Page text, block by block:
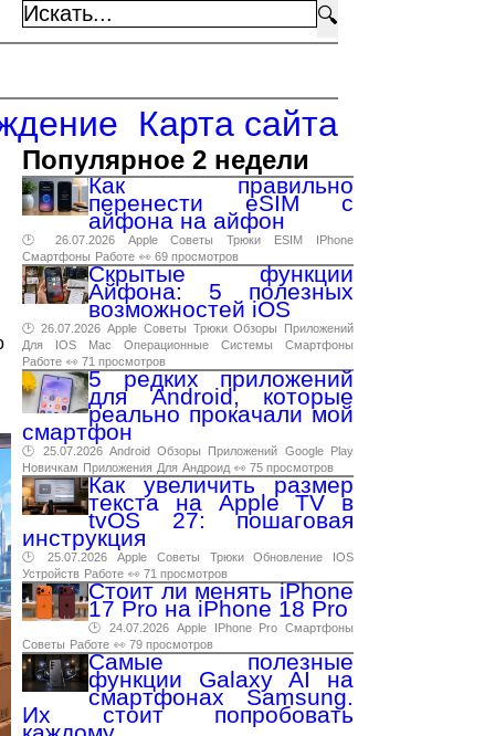
🔍
Карта сайта
Популярное 2 недели
Как правильно
перенести eSIM с
айфона на айфон
🕑 26.07.2026 Apple Советы Трюки ESIM
IPhone
Смартфоны Работе 👀 69 просмотров
Скрытые функции
Айфона: 5 полезных
возможностей iOS
🕑 26.07.2026 Apple Советы Трюки Обзоры
Приложений
Для
IOS Mac Операционные Системы
Смартфоны
Работе 👀 71 просмотров
5 редких приложений
для Android, которые
реально прокачали мой
смартфон
🕑 25.07.2026 Android Обзоры Приложений Google
Play
Новичкам Приложения Для Андроид 👀 75 просмотров
Как увеличить размер
текста на Apple TV в
tvOS 27: пошаговая
инструкция
🕑 25.07.2026 Apple Советы Трюки Обновление
IOS
Устройств Работе 👀 71 просмотров
Стоит ли менять iPhone
17 Pro на iPhone 18 Pro
🕑 24.07.2026 Apple IPhone Pro Смартфоны
Советы Работе 👀 79 просмотров
Самые полезные
функции Galaxy AI на
смартфонах Samsung.
Их стоит попробовать